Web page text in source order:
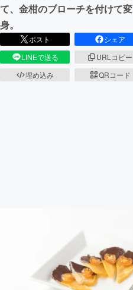
て、金柑のブローチを付けて変
身。
ポスト
シェア
LINEで送る
URLコピー
埋め込み
QRコード